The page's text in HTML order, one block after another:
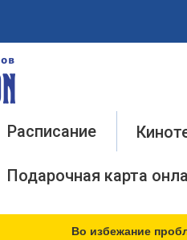
Расписание
Подарочная карта
Во избежание